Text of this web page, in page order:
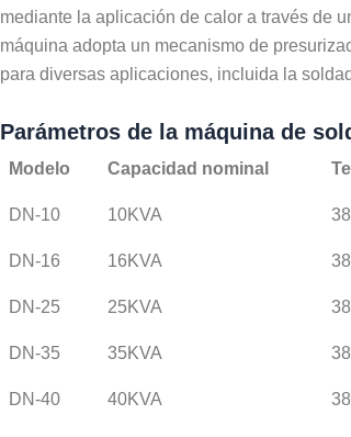
mediante la aplicación de calor a través de
máquina adopta un mecanismo de
para diversas aplicaciones, incluida la
Parámetros de la máquina de
Modelo Capacidad nominal
DN-10 10KVA
DN-16 16KVA
DN-25 25KVA
DN-35 35KVA
DN-40 40KVA